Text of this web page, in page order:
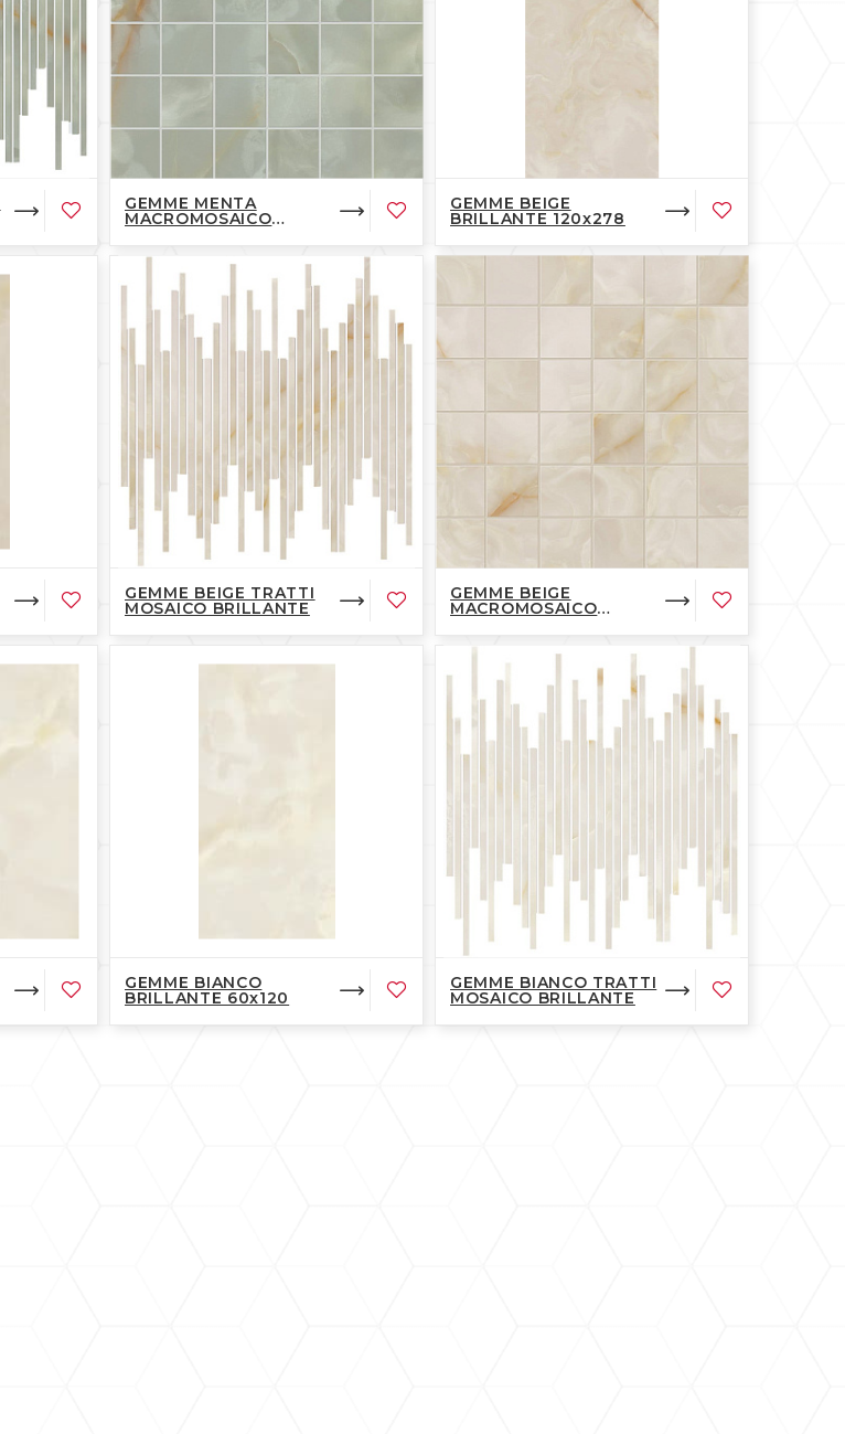
GEMME MENTA
MACROMOSAICO
GEMME BEIGE
BRILLANTE 120x278
GEMME BEIGE TRATTI
MOSAICO BRILLANTE
GEMME BEIGE
MACROMOSAICO
GEMME BIANCO
BRILLANTE 60x120
GEMME BIANCO TRATTI
MOSAICO BRILLANTE